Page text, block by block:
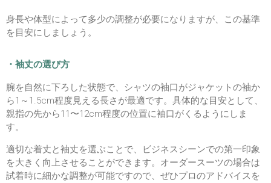
身長や体型によって多少の調整が必要になりますが、この基準
を目安にしましょう。
・袖丈の選び方
腕を自然に下ろした状態で、シャツの袖口がジャケットの袖か
ら1～1.5cm程度見える長さが最適です。具体的な目安として、
親指の先から11〜12cm程度の位置に袖口がくるようにしま
す。
適切な着丈と袖丈を選ぶことで、ビジネスシーンでの第一印象
を大きく向上させることができます。オーダースーツの場合は
試着時に細かな調整が可能ですので、ぜひプロのアドバイスを